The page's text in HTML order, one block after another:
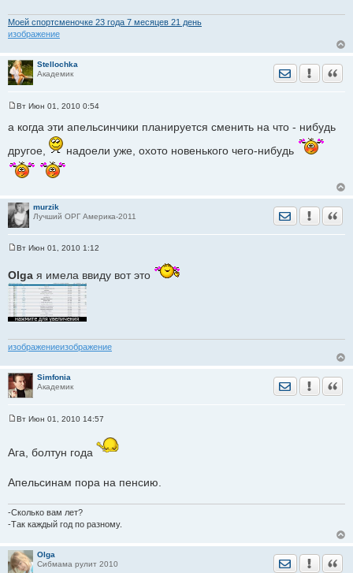
Моей спортсменочке 23 годa 7 месяцев 21 день
изображение
Stellochka
Академик
Отправить
о
щ
е
н
и
Вт Июн 01, 2010 0:54
а когда эти апельсинчики планируется сменить на что - нибудь
другое,
надоели уже, охото новенького чего-нибудь
murzik
Лучший ОРГ Америка-2011
Отправить
о
б
щ
е
и
Вт Июн 01, 2010 1:12
Olga я имела ввиду вот это
изображениеизображение
Simfonia
Академик
Отправить
б
н
Вт Июн 01, 2010 14:57
Ага, болтун года
Апельсинам пора на пенсию.
-Сколько вам лет?
-Так каждый год по разному.
Olga
Сибмама рулит 2010
Отправить